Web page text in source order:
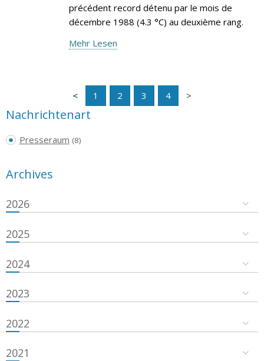
précédent record détenu par le mois de
décembre 1988 (4.3 °C) au deuxième rang.
Mehr Lesen
1 2 3 4
Nachrichtenart
Presseraum (8)
Archives
2026
2025
2024
2023
2022
2021